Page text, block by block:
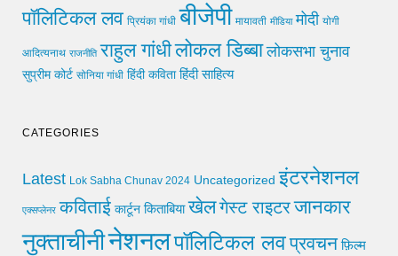
पॉलिटिकल लव प्रियंका गांधी बीजेपी मायावती मीडिया मोदी योगी
आदित्यनाथ राजनीति राहुल गांधीलोकल डिब्बा लोकसभा चुनाव
सुप्रीम कोर्ट सोनिया गांधी हिंदी कविता हिंदी साहित्य
CATEGORIES
Latest Lok Sabha Chunav 2024 Uncategorized इंटरनेशनल
एक्सप्लेनर कविताई कार्टून किताबिया खेलगेस्ट राइटरजानकार
नुक्ताचीनीनेशनलपॉलिटिकल लवप्रवचन फ़िल्म